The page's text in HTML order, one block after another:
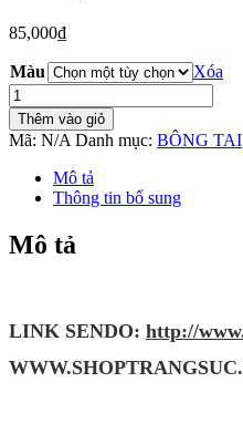
85,000₫
Màu
Xóa
Bông
Tai
Nam
Ti-
Không
TT
0683
Thêm vào giỏ
Mã: N/A Danh mục: BÔNG TAI
Mô tả
Thông tin bổ sung
Mô tả
LINK SENDO: http://
WWW.SHOPTRANG